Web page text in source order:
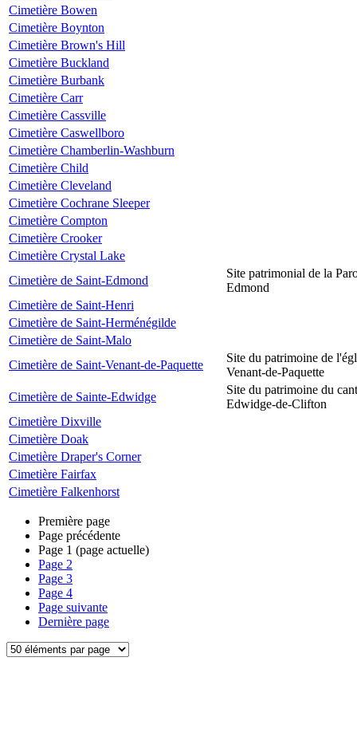
Cimetière Bowen
Cimetière Boynton
Cimetière Brown's Hill
Cimetière Buckland
Cimetière Burbank
Cimetière Carr
Cimetière Cassville
Cimetière Caswellboro
Cimetière Chamberlin-Washburn
Cimetière Child
Cimetière Cleveland
Cimetière Cochrane Sleeper
Cimetière Compton
Cimetière Crooker
Cimetière Crystal Lake
Cimetière de Saint-Edmond
Site patrimonial de la
Edmond
Cimetière de Saint-Henri
Cimetière de Saint-Herménégilde
Cimetière de Saint-Malo
Cimetière de Saint-Venant-de-Paquette
Site du patrimoine de
Venant-de-Paquette
Cimetière de Sainte-Edwidge
Site du patrimoine du
Edwidge-de-Clifton
Cimetière Dixville
Cimetière Doak
Cimetière Draper's Corner
Cimetière Fairfax
Cimetière Falkenhorst
Première page
Page précédente
Page 1 (page actuelle)
Page 2
Page 3
Page 4
Page suivante
Dernière page